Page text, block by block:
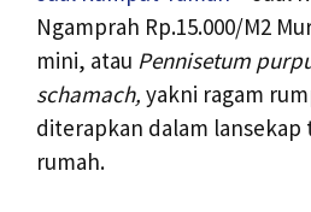
Ngamprah Rp.15.000/M2
mini, atau Pennisetum
schamach, yakni ragam
diterapkan dalam lansekap
rumah.